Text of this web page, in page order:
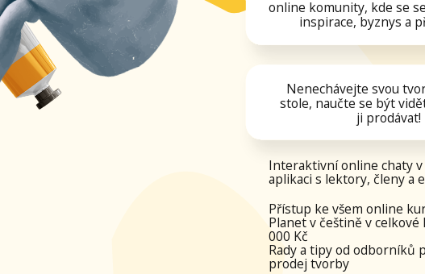
aplikaci s lektory, členy a experty
Přístup ke všem online kurzům
Planet v češtině v celkové hodnotě
000 Kč
prodej tvorby
stole, naučte se být vidět a
ji prodávat!